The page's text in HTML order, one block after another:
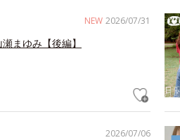
NEW 2026/07/31
まゆみ【後編】
2026/07/06